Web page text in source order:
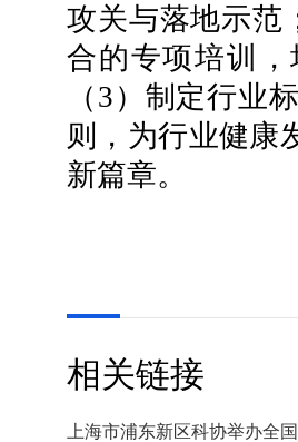
攻关与落地示范
合的专项培训
（3）制定行业
则，为行业健康
新篇章。
相关链接
上海市浦东新区科协举办全